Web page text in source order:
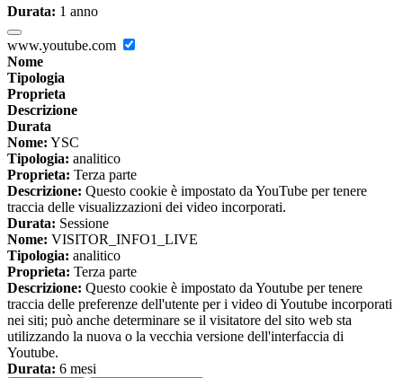
Durata: 1 anno
www.youtube.com
Nome
Tipologia
Proprieta
Descrizione
Durata
Nome: YSC
Tipologia: analitico
Proprieta: Terza parte
Descrizione: Questo cookie è impostato da YouTube per tenere
traccia delle visualizzazioni dei video incorporati.
Durata: Sessione
Nome: VISITOR_INFO1_LIVE
Tipologia: analitico
Proprieta: Terza parte
Descrizione: Questo cookie è impostato da Youtube per tenere
traccia delle preferenze dell'utente per i video di Youtube incorporati
nei siti; può anche determinare se il visitatore del sito web sta
utilizzando la nuova o la vecchia versione dell'interfaccia di
Youtube.
Durata: 6 mesi